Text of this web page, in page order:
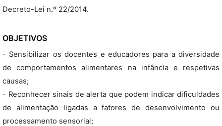
Decreto-Lei n.º 22/2014.
OBJETIVOS
- Sensibilizar os docentes e educadores para a diversidade
de comportamentos alimentares na infância e respetivas
causas;
- Reconhecer sinais de alerta que podem indicar dificuldades
de alimentação ligadas a fatores de desenvolvimento ou
processamento sensorial;